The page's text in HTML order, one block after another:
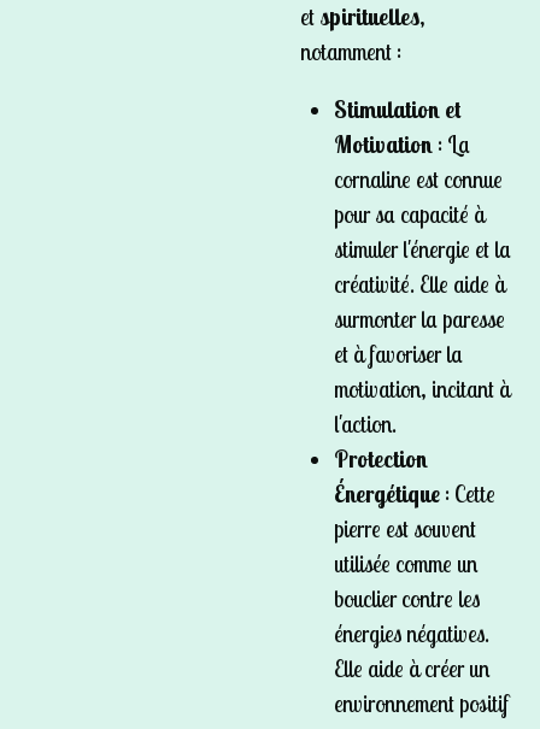
et spirituelles,
notamment :
Stimulation et
Motivation : La
cornaline est connue
pour sa capacité à
stimuler l'énergie et la
créativité. Elle aide à
surmonter la paresse
et à favoriser la
motivation, incitant à
l'action.
Protection
Énergétique : Cette
pierre est souvent
utilisée comme un
bouclier contre les
énergies négatives.
Elle aide à créer un
environnement positif